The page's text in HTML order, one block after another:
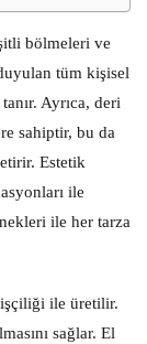
bölmeleri ve
tüm kişisel
Ayrıca, deri
sahiptir, bu da
Estetik
ile
ile her tarza
işçiliği ile üretilir.
sağlar. El